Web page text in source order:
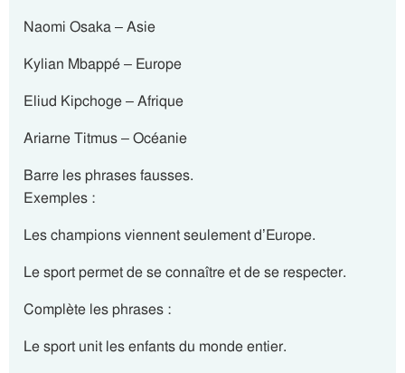
Naomi Osaka – Asie
Kylian Mbappé – Europe
Eliud Kipchoge – Afrique
Ariarne Titmus – Océanie
Barre les phrases fausses.
Exemples :
Les champions viennent seulement d’Europe.
Le sport permet de se connaître et de se respecter.
Complète les phrases :
Le sport unit les enfants du monde entier.